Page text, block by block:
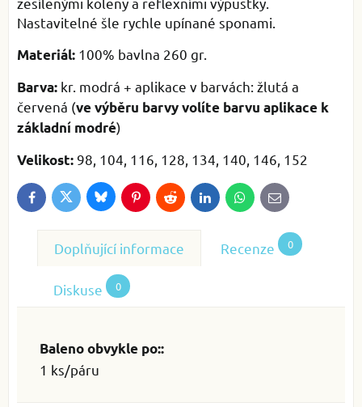
Nastavitelné šle rychle upínané sponami.
Materiál: 100% bavlna 260 gr.
Barva: kr. modrá + aplikace v barvách: žlutá a
červená (ve výběru barvy volíte barvu aplikace k
základní modré)
Velikost: 98, 104, 116, 128, 134, 140, 146, 152
FacebookTwitterBlueskyPinterestReddit LinkedInWhatsApp
E-
mail
Doplňující informace Recenze 0
Diskuse 0
Baleno obvykle po::
1 ks/páru